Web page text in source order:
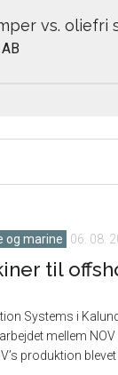
vs. oliefri
og marine 06. 08.
til
Systems i
mellem
produktion